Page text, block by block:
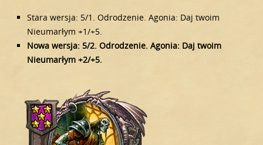
Stara wersja: 5/1. Odrodzenie. Agonia: Daj twoim
Nieumarłym +1/+5.
Nowa wersja: 5/2. Odrodzenie. Agonia: Daj twoim
Nieumarłym +2/+5.